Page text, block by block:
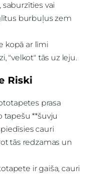
vai
burbuļus zem
kopā ar līmi
"velkot" tās uz leju.
Riski
prasa
tapešu **šuvju
cauri
tās redzamas un
ir gaiša, cauri